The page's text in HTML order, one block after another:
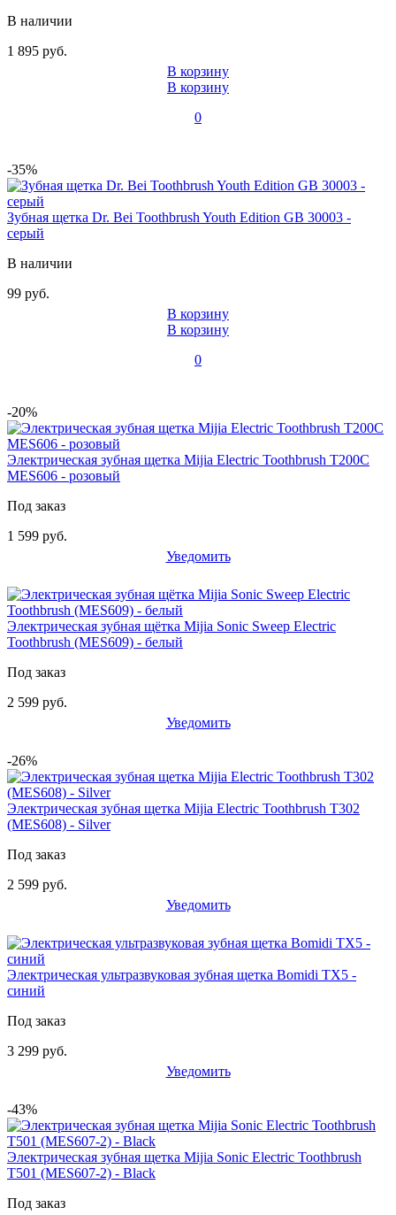
В наличии
1 895 руб.
В корзину
В корзину
0
-35%
Зубная щетка Dr. Bei Toothbrush Youth Edition GB 30003 -
серый
В наличии
99 руб.
В корзину
В корзину
0
-20%
Электрическая зубная щетка Mijia Electric Toothbrush T200C
MES606 - розовый
Под заказ
1 599 руб.
Уведомить
Электрическая зубная щётка Mijia Sonic Sweep Electric
Toothbrush (MES609) - белый
Под заказ
2 599 руб.
Уведомить
-26%
Электрическая зубная щетка Mijia Electric Toothbrush T302
(MES608) - Silver
Под заказ
2 599 руб.
Уведомить
Электрическая ультразвуковая зубная щетка Bomidi TX5 -
синий
Под заказ
3 299 руб.
Уведомить
-43%
Электрическая зубная щетка Mijia Sonic Electric Toothbrush
T501 (MES607-2) - Black
Под заказ